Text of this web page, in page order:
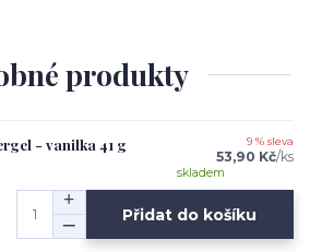
produkty
- vanilka 41 g 9 % sleva
53,90 Kč/ks
skladem
Přidat do košíku